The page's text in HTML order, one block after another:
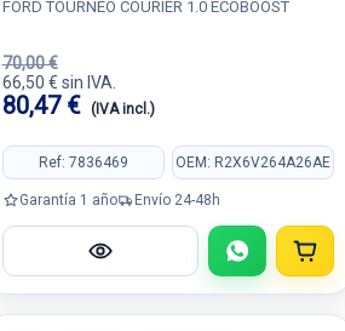
FORD TOURNEO COURIER 1.0 ECOBOOST
70,00 €
66,50 € sin IVA.
80,47 € (IVA incl.)
Ref: 7836469 OEM: R2X6V264A26AE
Garantía 1 año Envío 24-48h